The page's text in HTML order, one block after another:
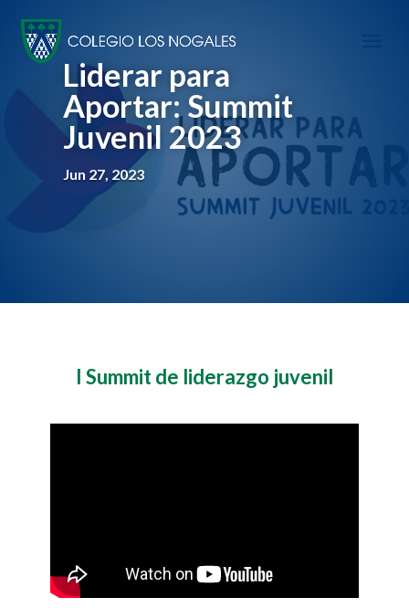
Liderar para
Aportar: Summit
Juvenil 2023
Jun 27, 2023
I Summit de liderazgo juvenil